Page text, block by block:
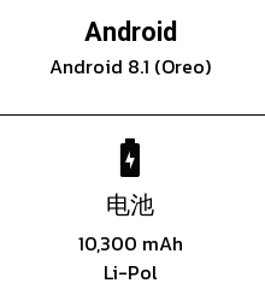
Android
Android 8.1 (Oreo)
电池
10,300 mAh
Li-Pol